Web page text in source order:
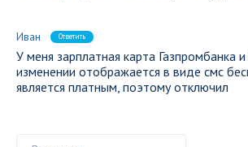
Иван Ответить
У меня зарплатная карта Газпромбанка
изменении отображается в виде смс
является платным, поэтому отключил